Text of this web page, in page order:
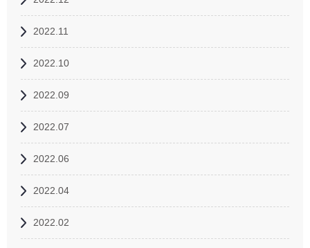
2022.11
2022.10
2022.09
2022.07
2022.06
2022.04
2022.02